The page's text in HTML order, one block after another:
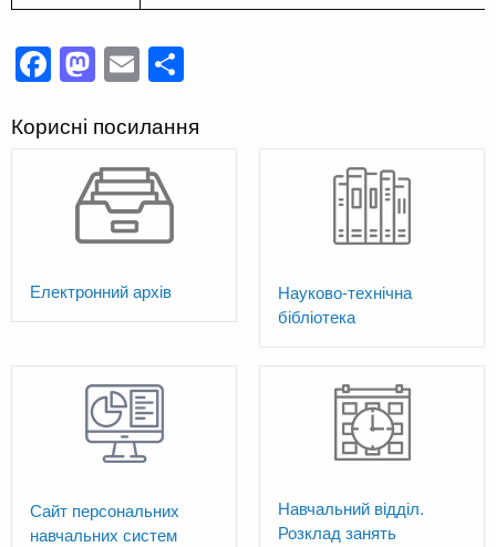
Facebook
Mastodon
Email
Корисні посилання
Електронний архів
Науково-технічна
бібліотека
Сайт персональних
навчальних систем
Навчальний відділ.
Розклад занять